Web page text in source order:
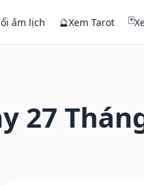
âm lịch 🔮Xem Tarot 🃏
27